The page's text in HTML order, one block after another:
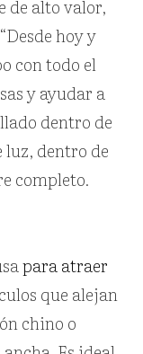
de alto valor,
hoy y
con todo el
y ayudar a
dentro de
luz, dentro de
completo.
para atraer
que alejan
chino o